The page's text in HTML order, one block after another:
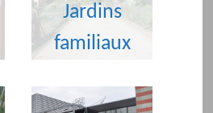
Jardins
familiaux